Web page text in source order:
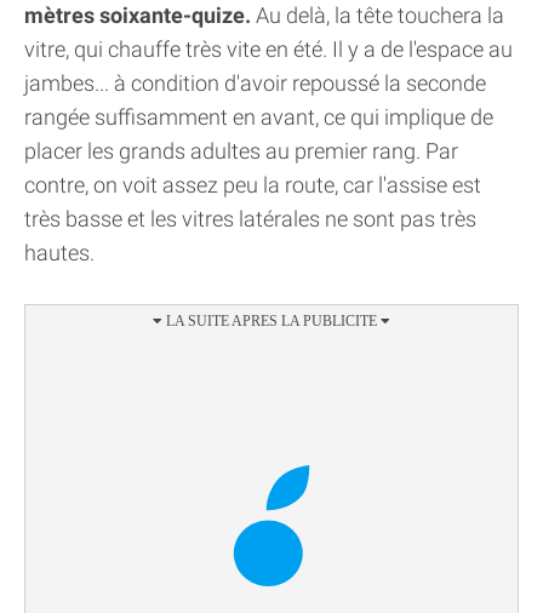
mètres soixante-quize. Au delà, la tête touchera la
vitre, qui chauffe très vite en été. Il y a de l'espace au
jambes... à condition d'avoir repoussé la seconde
rangée suffisamment en avant, ce qui implique de
placer les grands adultes au premier rang. Par
contre, on voit assez peu la route, car l'assise est
très basse et les vitres latérales ne sont pas très
hautes.